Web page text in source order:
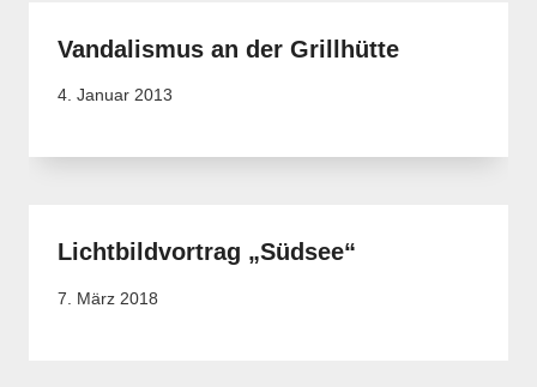
Vandalismus an der Grillhütte
4. Januar 2013
Lichtbildvortrag „Südsee“
7. März 2018